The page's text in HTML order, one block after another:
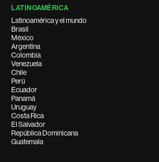
LATINOAMÉRICA
Latinoamérica y el mundo
Brasil
México
Argentina
Colombia
Venezuela
Chile
Perú
Ecuador
Panamá
Uruguay
Costa Rica
El Salvador
República Dominicana
Guatemala